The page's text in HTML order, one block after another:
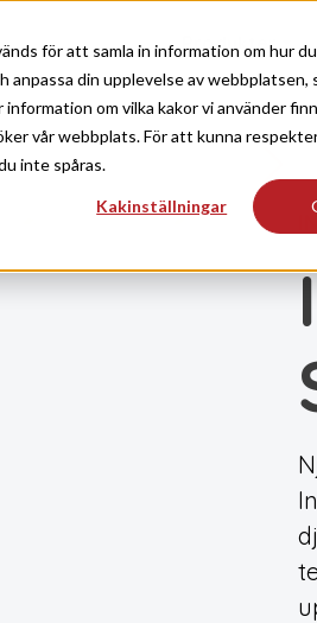
för att samla in information om hur
din upplevelse av
om vilka kakor vi använder
vår webbplats. För att kunna
inte spåras.
Kakinställningar
Produkter